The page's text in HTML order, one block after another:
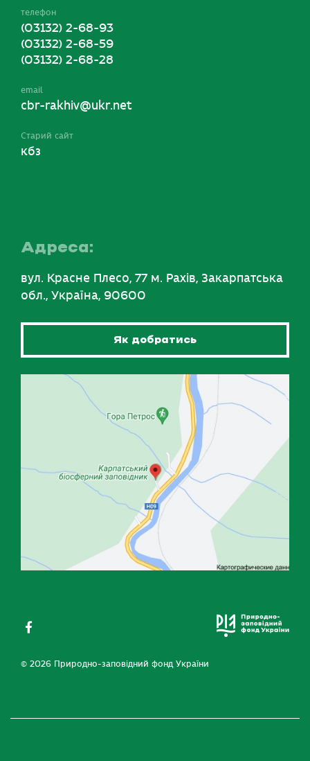
телефон
(03132) 2-68-93
(03132) 2-68-59
(03132) 2-68-28
email
cbr-rakhiv@ukr.net
Старий сайт
кбз
Адреса:
вул. Красне Плесо, 77 м. Рахів, Закарпатська
обл., Україна, 90600
Як добратись
© 2026 Природно-заповідний фонд України